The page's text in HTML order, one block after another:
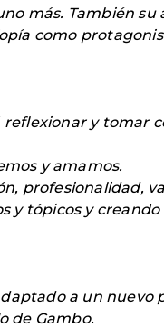
más. También su
como
y tomar
y amamos.
profesionalidad,
y tópicos y
a un nuevo
de Gambo.